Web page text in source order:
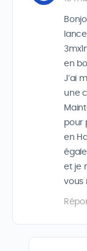
en
J’ai
une
pour
en
et je
vous